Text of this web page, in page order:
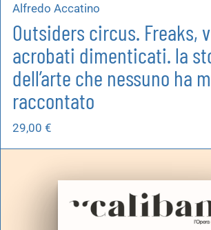
Alfredo Accatino
Outsiders circus. Freaks,
acrobati dimenticati. la
dell’arte che nessuno ha
raccontato
29,00 €